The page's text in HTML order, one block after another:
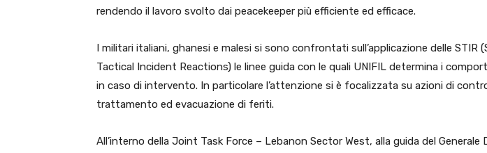
rendendo il lavoro svolto dai peacekeeper più efficiente ed efficace.
I militari italiani, ghanesi e malesi si sono confrontati sull’applicazione delle STIR
Tactical Incident Reactions) le linee guida con le quali UNIFIL determina i
in caso di intervento. In particolare l’attenzione si è focalizzata su azioni di
trattamento ed evacuazione di feriti.
All’interno della Joint Task Force – Lebanon Sector West, alla guida del Generale